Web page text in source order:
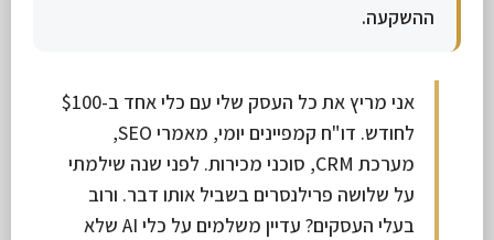
ההשקעה.
אני מריץ את כל העסק שלי עם כלי אחד ב-$100
לחודש. דו"ח קמפיינים יומי, מאמרי SEO,
מערכת CRM, סוכני מכירות. לפני שנה שילמתי
על שלושה פרילנסרים בשביל אותו דבר. ורוב
בעלי העסקים? עדיין משלמים על כלי AI שלא